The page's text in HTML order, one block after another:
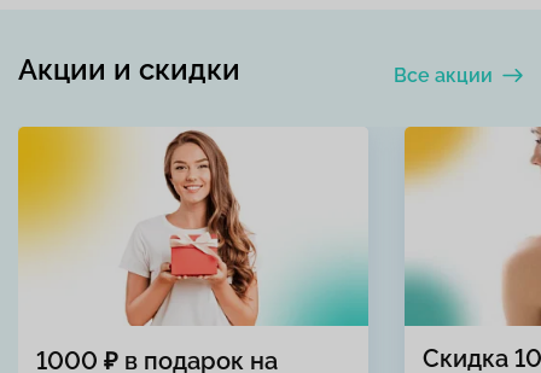
Все акции
Акции и скидки
1000 ₽ в подарок на
Скидка